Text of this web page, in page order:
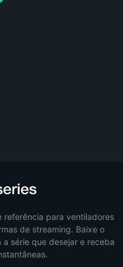
referência para ventiladores
de streaming. Baixe o
série que desejar e receba